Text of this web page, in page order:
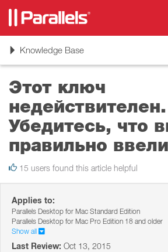
ToggleKnowledge Base
Этот ключ
недействителен.
Убедитесь, что
правильно
15 users found this article helpful
Applies to:
Parallels Desktop for Mac Standard Edition
Parallels Desktop for Mac Pro Edition 18 and older
Show all
Last Review: Oct 13, 2015